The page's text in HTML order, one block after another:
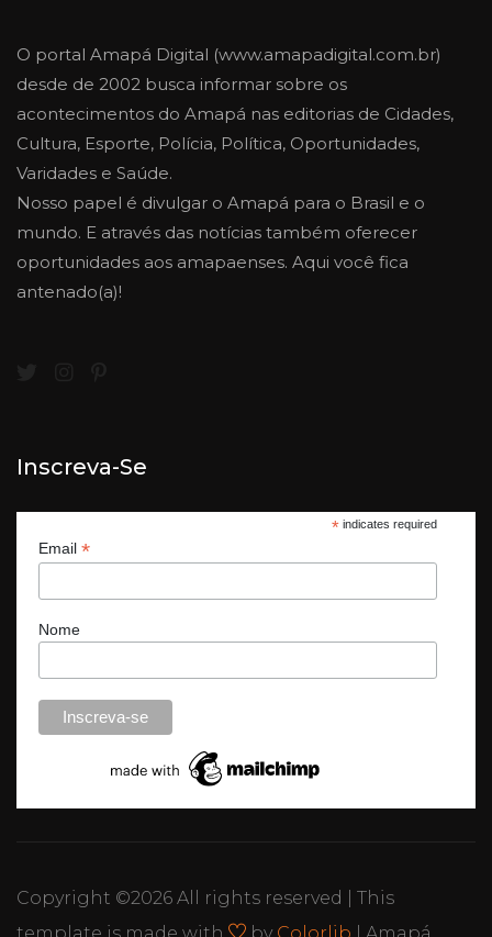
O portal Amapá Digital (www.amapadigital.com.br)
desde de 2002 busca informar sobre os
acontecimentos do Amapá nas editorias de Cidades,
Cultura, Esporte, Polícia, Política, Oportunidades,
Varidades e Saúde.
Nosso papel é divulgar o Amapá para o Brasil e o
mundo. E através das notícias também oferecer
oportunidades aos amapaenses. Aqui você fica
antenado(a)!
Inscreva-Se
*indicates required
Email *
Nome
Copyright ©2026 All rights reserved | This